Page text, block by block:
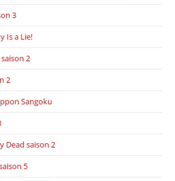
3
Is a Lie!
2
2
Sangoku
Dead saison 2
5